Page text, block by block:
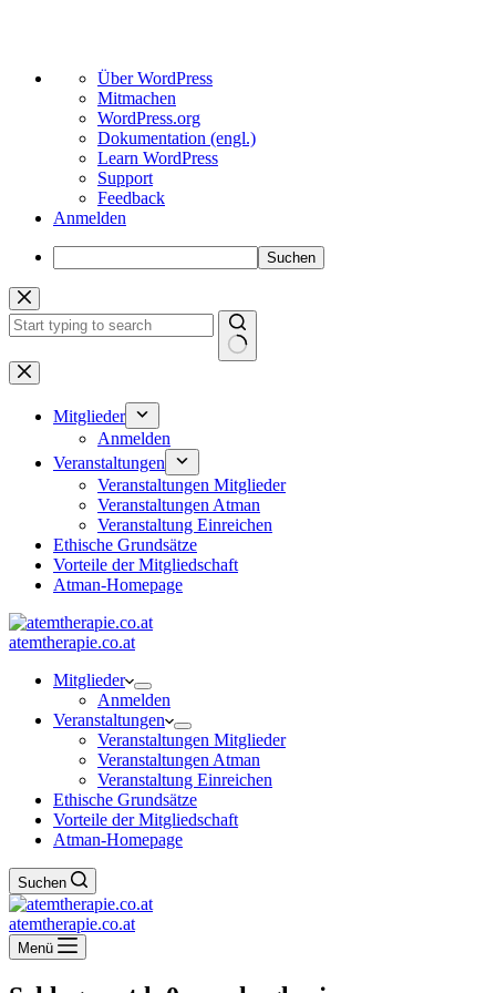
Über
WordPress
Über WordPress
Mitmachen
WordPress.org
Dokumentation (engl.)
Learn WordPress
Support
Feedback
Anmelden
Suchen
Zum
Inhalt
springen
Keine
Ergebnisse
Mitglieder
Anmelden
Veranstaltungen
Veranstaltungen Mitglieder
Veranstaltungen Atman
Veranstaltung Einreichen
Ethische Grundsätze
Vorteile der Mitgliedschaft
Atman-Homepage
atemtherapie.co.at
Mitglieder
Anmelden
Veranstaltungen
Veranstaltungen Mitglieder
Veranstaltungen Atman
Veranstaltung Einreichen
Ethische Grundsätze
Vorteile der Mitgliedschaft
Atman-Homepage
Suchen
atemtherapie.co.at
Menü